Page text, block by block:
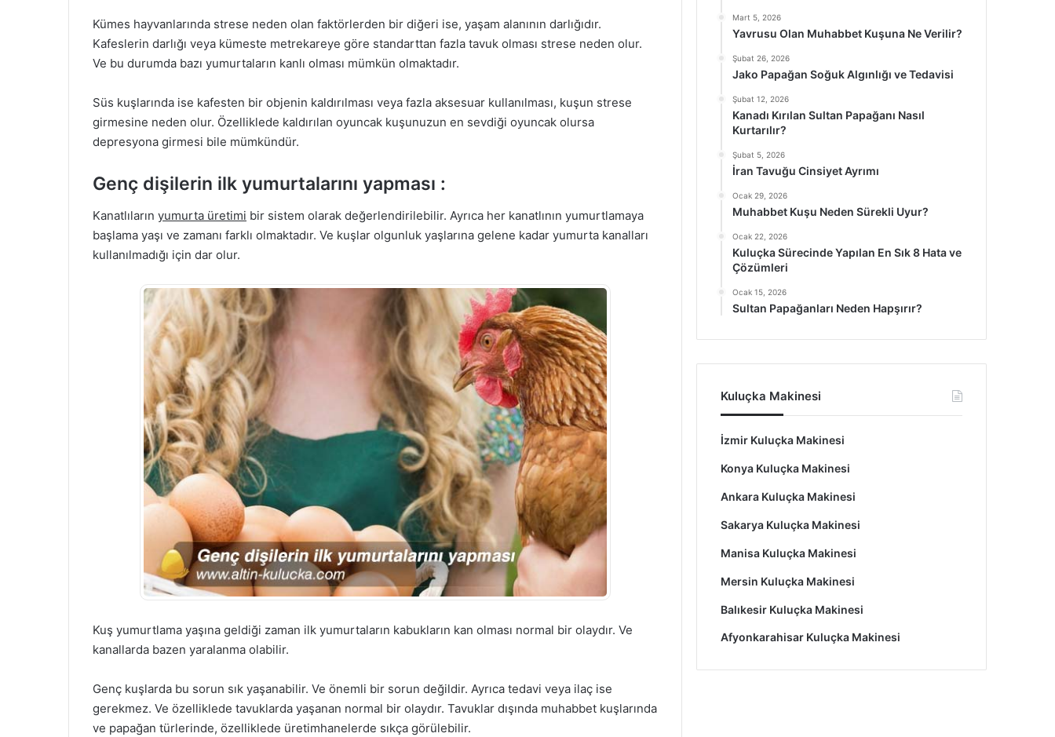
Kümes hayvanlarında strese neden olan faktörlerden bir diğeri ise, yaşam alanının darlığıdır.
Kafeslerin darlığı veya kümeste metrekareye göre standarttan fazla tavuk olması strese neden olur.
Ve bu durumda bazı yumurtaların kanlı olması mümkün olmaktadır.
Süs kuşlarında ise kafesten bir objenin kaldırılması veya fazla aksesuar kullanılması, kuşun strese
girmesine neden olur. Özelliklede kaldırılan oyuncak kuşunuzun en sevdiği oyuncak olursa
depresyona girmesi bile mümkündür.
Genç dişilerin ilk yumurtalarını yapması :
Kanatlıların yumurta üretimi bir sistem olarak değerlendirilebilir. Ayrıca her kanatlının yumurtlamaya
başlama yaşı ve zamanı farklı olmaktadır. Ve kuşlar olgunluk yaşlarına gelene kadar yumurta kanalları
kullanılmadığı için dar olur.
Kuş yumurtlama yaşına geldiği zaman ilk yumurtaların kabukların kan olması normal bir olaydır. Ve
kanallarda bazen yaralanma olabilir.
Genç kuşlarda bu sorun sık yaşanabilir. Ve önemli bir sorun değildir. Ayrıca tedavi veya ilaç ise
gerekmez. Ve özelliklede tavuklarda yaşanan normal bir olaydır. Tavuklar dışında muhabbet kuşlarında
ve papağan türlerinde, özelliklede üretimhanelerde sıkça görülebilir.
Mart 5, 2026
Yavrusu Olan Muhabbet Kuşuna Ne Verilir?
Şubat 26, 2026
Jako Papağan Soğuk Algınlığı ve Tedavisi
Şubat 12, 2026
Kanadı Kırılan Sultan Papağanı Nasıl
Kurtarılır?
Şubat 5, 2026
İran Tavuğu Cinsiyet Ayrımı
Ocak 29, 2026
Muhabbet Kuşu Neden Sürekli Uyur?
Ocak 22, 2026
Kuluçka Sürecinde Yapılan En Sık 8 Hata ve
Çözümleri
Ocak 15, 2026
Sultan Papağanları Neden Hapşırır?
Kuluçka Makinesi
İzmir Kuluçka Makinesi
Konya Kuluçka Makinesi
Ankara Kuluçka Makinesi
Sakarya Kuluçka Makinesi
Manisa Kuluçka Makinesi
Mersin Kuluçka Makinesi
Balıkesir Kuluçka Makinesi
Afyonkarahisar Kuluçka Makinesi